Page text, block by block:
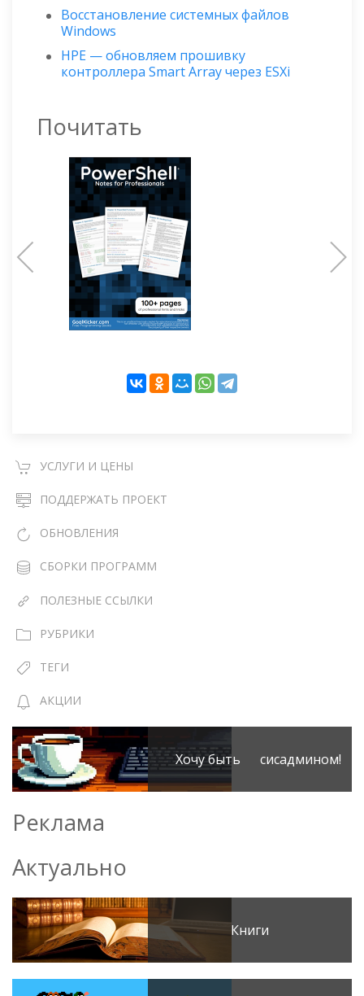
Восстановление системных файлов
Windows
HPE — обновляем прошивку
контроллера Smart Array через ESXi
Почитать
УСЛУГИ И ЦЕНЫ
ПОДДЕРЖАТЬ ПРОЕКТ
ОБНОВЛЕНИЯ
СБОРКИ ПРОГРАММ
ПОЛЕЗНЫЕ ССЫЛКИ
РУБРИКИ
ТЕГИ
АКЦИИ
Хочу быть сисадмином!
Реклама
Актуально
Книги